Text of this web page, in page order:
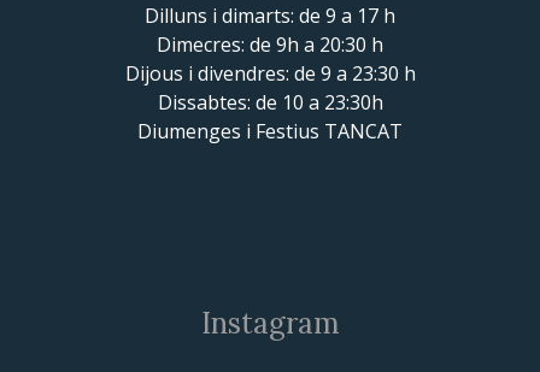
Dilluns i dimarts: de 9 a 17 h
Dimecres: de 9h a 20:30 h
Dijous i divendres: de 9 a 23:30 h
Dissabtes: de 10 a 23:30h
Diumenges i Festius TANCAT
Instagram